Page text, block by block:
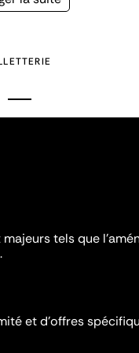
tels que
et d’offres